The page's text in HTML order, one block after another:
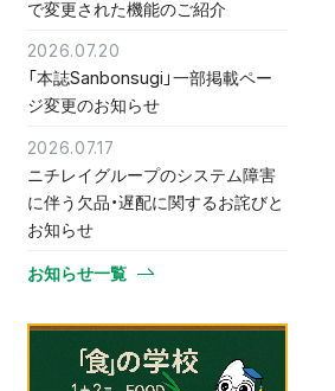
で変更された機能のご紹介
2026.07.20
「本誌Sanbonsugi」一部掲載ペー
ジ変更のお知らせ
2026.07.17
ニチレイグループのシステム障害
に伴う欠品・遅配に関するお詫びと
お知らせ
お知らせ一覧